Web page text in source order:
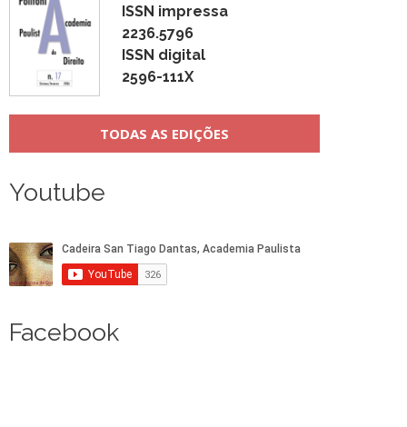
ISSN impressa
2236.5796
ISSN digital
2596-111X
TODAS AS EDIÇÕES
Youtube
Facebook